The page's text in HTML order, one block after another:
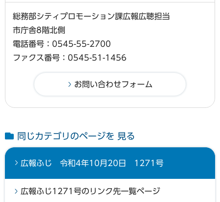
総務部シティプロモーション課広報広聴担当
市庁舎8階北側
電話番号：0545-55-2700
ファクス番号：0545-51-1456
同じカテゴリのページを 見る
広報ふじ 令和4年10月20日 1271号
広報ふじ1271号のリンク先一覧ページ